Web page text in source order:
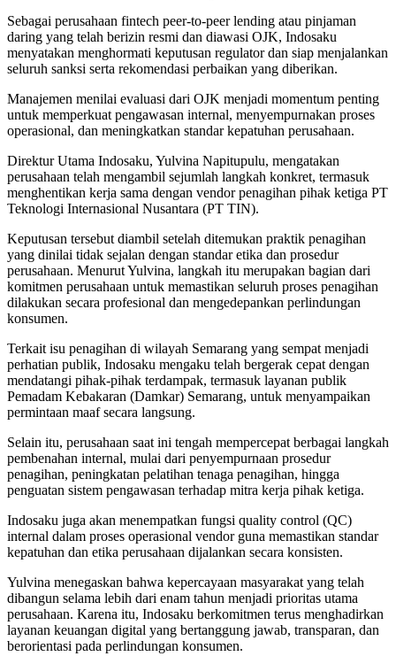
Sebagai perusahaan fintech peer-to-peer lending atau pinjaman
daring yang telah berizin resmi dan diawasi OJK, Indosaku
menyatakan menghormati keputusan regulator dan siap menjalankan
seluruh sanksi serta rekomendasi perbaikan yang diberikan.
Manajemen menilai evaluasi dari OJK menjadi momentum penting
untuk memperkuat pengawasan internal, menyempurnakan proses
operasional, dan meningkatkan standar kepatuhan perusahaan.
Direktur Utama Indosaku, Yulvina Napitupulu, mengatakan
perusahaan telah mengambil sejumlah langkah konkret, termasuk
menghentikan kerja sama dengan vendor penagihan pihak ketiga PT
Teknologi Internasional Nusantara (PT TIN).
Keputusan tersebut diambil setelah ditemukan praktik penagihan
yang dinilai tidak sejalan dengan standar etika dan prosedur
perusahaan. Menurut Yulvina, langkah itu merupakan bagian dari
komitmen perusahaan untuk memastikan seluruh proses penagihan
dilakukan secara profesional dan mengedepankan perlindungan
konsumen.
Terkait isu penagihan di wilayah Semarang yang sempat menjadi
perhatian publik, Indosaku mengaku telah bergerak cepat dengan
mendatangi pihak-pihak terdampak, termasuk layanan publik
Pemadam Kebakaran (Damkar) Semarang, untuk menyampaikan
permintaan maaf secara langsung.
Selain itu, perusahaan saat ini tengah mempercepat berbagai langkah
pembenahan internal, mulai dari penyempurnaan prosedur
penagihan, peningkatan pelatihan tenaga penagihan, hingga
penguatan sistem pengawasan terhadap mitra kerja pihak ketiga.
Indosaku juga akan menempatkan fungsi quality control (QC)
internal dalam proses operasional vendor guna memastikan standar
kepatuhan dan etika perusahaan dijalankan secara konsisten.
Yulvina menegaskan bahwa kepercayaan masyarakat yang telah
dibangun selama lebih dari enam tahun menjadi prioritas utama
perusahaan. Karena itu, Indosaku berkomitmen terus menghadirkan
layanan keuangan digital yang bertanggung jawab, transparan, dan
berorientasi pada perlindungan konsumen.